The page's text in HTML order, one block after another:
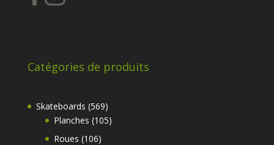
Catégories de produits
Skateboards 569569
produits
Planches 105105
Roues 106106